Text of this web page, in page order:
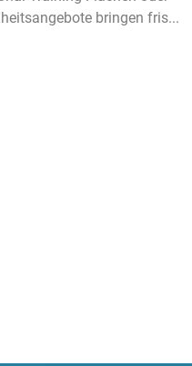
bringen fris...